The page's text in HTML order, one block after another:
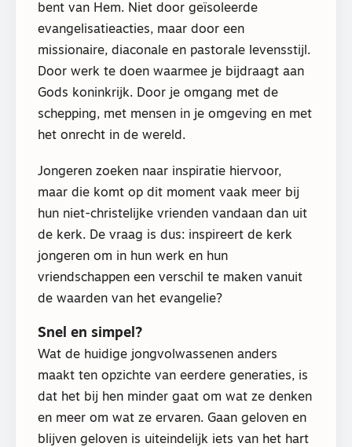
bent van Hem. Niet door geïsoleerde
evangelisatieacties, maar door een
missionaire, diaconale en pastorale levensstijl.
Door werk te doen waarmee je bijdraagt aan
Gods koninkrijk. Door je omgang met de
schepping, met mensen in je omgeving en met
het onrecht in de wereld.
Jongeren zoeken naar inspiratie hiervoor,
maar die komt op dit moment vaak meer bij
hun niet-christelijke vrienden vandaan dan uit
de kerk. De vraag is dus: inspireert de kerk
jongeren om in hun werk en hun
vriendschappen een verschil te maken vanuit
de waarden van het evangelie?
Snel en simpel?
Wat de huidige jongvolwassenen anders
maakt ten opzichte van eerdere generaties, is
dat het bij hen minder gaat om wat ze denken
en meer om wat ze ervaren. Gaan geloven en
blijven geloven is uiteindelijk iets van het hart